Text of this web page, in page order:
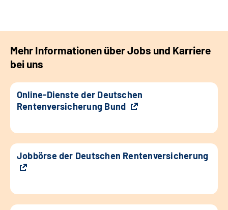
Mehr Informationen über Jobs und Karriere
bei uns
Online-Dienste der Deutschen
Rentenversicherung Bund
Jobbörse der Deutschen Rentenversicherung